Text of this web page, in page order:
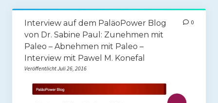
Salate
Snacks
Interview auf dem PaläoPower Blog
von Dr. Sabine Paul: Zunehmen mit
Paleo – Abnehmen mit Paleo –
Interview mit Pawel M. Konefal
Veröffentlicht Juli 26, 2016
0